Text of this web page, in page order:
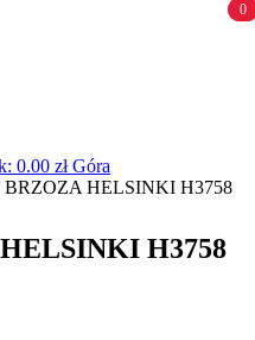
0
0
0.00 zł Góra
HELSINKI H3758
H3758